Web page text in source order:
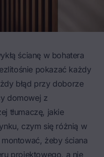
ścianę w bohatera
pokazać każdy
błąd przy doborze
domowej z
tłumaczę, jakie
czym się różnią w
żeby ściana
projektowego, a nie